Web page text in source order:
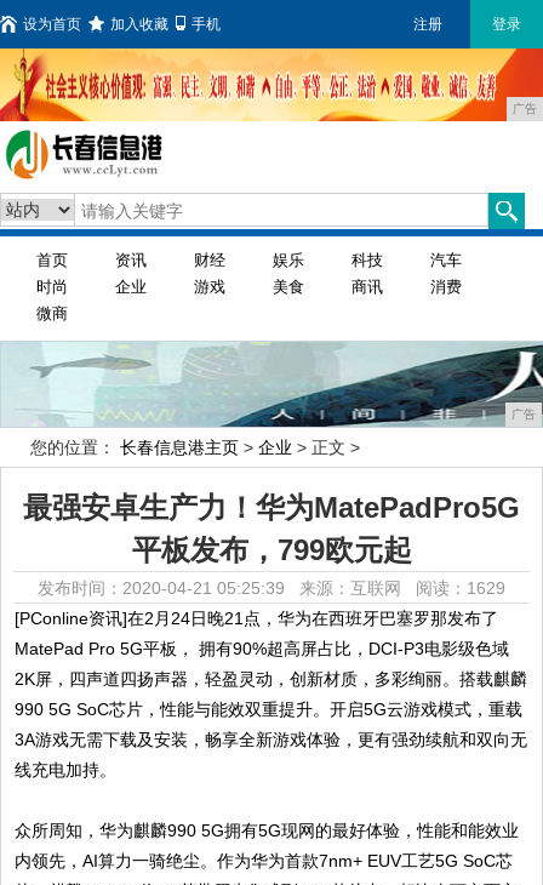
设为首页 加入收藏 手机 注册 登录
广告
首页 资讯 财经 娱乐 科技
汽车
时尚
企业 游戏 美食 商讯
消费
微商
广告
您的位置： 长春信息港主页 > 企业 > 正文 >
最强安卓生产力！华为MatePadPro5G
平板发布，799欧元起
发布时间：2020-04-21 05:25:39 来源：互联网 阅读：1629
[PConline资讯]在2月24日晚21点，华为在西班牙巴塞罗那发布了
MatePad Pro 5G平板， 拥有90%超高屏占比，DCI-P3电影级色域
2K屏，四声道四扬声器，轻盈灵动，创新材质，多彩绚丽。搭载麒麟
990 5G SoC芯片，性能与能效双重提升。开启5G云游戏模式，重载
3A游戏无需下载及安装，畅享全新游戏体验，更有强劲续航和双向无
线充电加持。
众所周知，华为麒麟990 5G拥有5G现网的最好体验，性能和能效业
内领先，AI算力一骑绝尘。作为华为首款7nm+ EUV工艺5G SoC芯